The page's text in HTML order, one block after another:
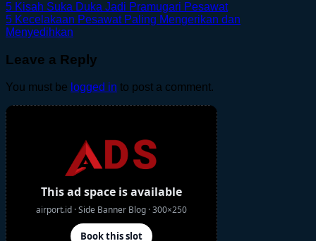
5 Kisah Suka Duka Jadi Pramugari Pesawat
5 Kecelakaan Pesawat Paling Mengerikan dan
Menyedihkan
Leave a Reply
You must be logged in to post a comment.